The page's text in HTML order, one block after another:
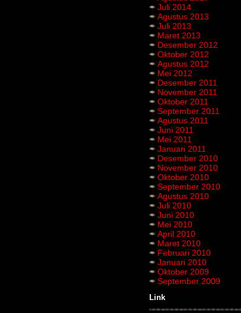
Juli 2014
Agustus 2013
Juli 2013
Maret 2013
Desember 2012
Oktober 2012
Agustus 2012
Mei 2012
Desember 2011
November 2011
Oktober 2011
September 2011
Agustus 2011
Juni 2011
Mei 2011
Januari 2011
Desember 2010
November 2010
Oktober 2010
September 2010
Agustus 2010
Juli 2010
Juni 2010
Mei 2010
April 2010
Maret 2010
Februari 2010
Januari 2010
Oktober 2009
September 2009
Link